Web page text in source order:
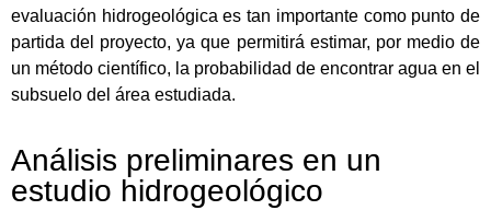
evaluación hidrogeológica es tan importante como punto de
partida del proyecto, ya que permitirá estimar, por medio de
un método científico, la probabilidad de encontrar agua en el
subsuelo del área estudiada.
Análisis preliminares en un
estudio hidrogeológico